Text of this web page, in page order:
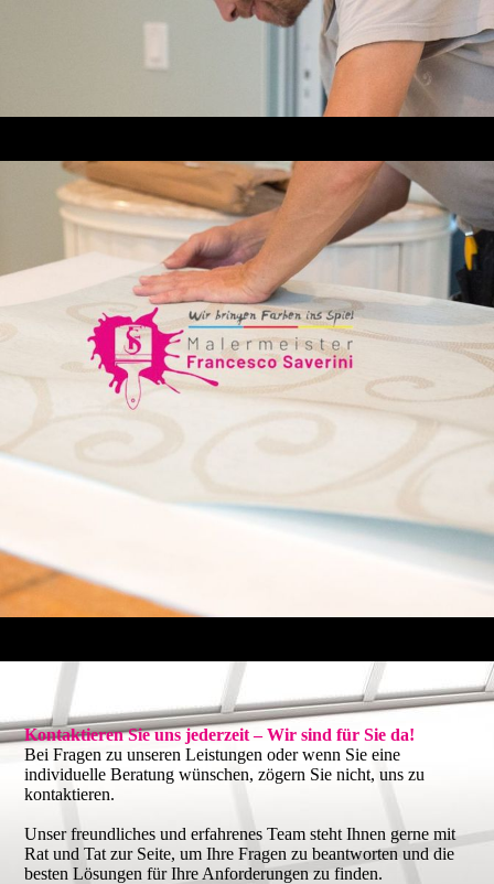
Kontaktieren Sie uns jederzeit – Wir sind für Sie da!
Bei Fragen zu unseren Leistungen oder wenn Sie eine
individuelle Beratung wünschen, zögern Sie nicht, uns zu
kontaktieren.
Unser freundliches und erfahrenes Team steht Ihnen gerne mit
Rat und Tat zur Seite, um Ihre Fragen zu beantworten und die
besten Lösungen für Ihre Anforderungen zu finden.